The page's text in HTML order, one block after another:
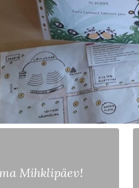
Mihklipäev!